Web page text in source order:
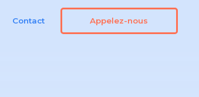
Contact Appelez-nous